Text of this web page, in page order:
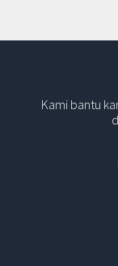
Kami bantu